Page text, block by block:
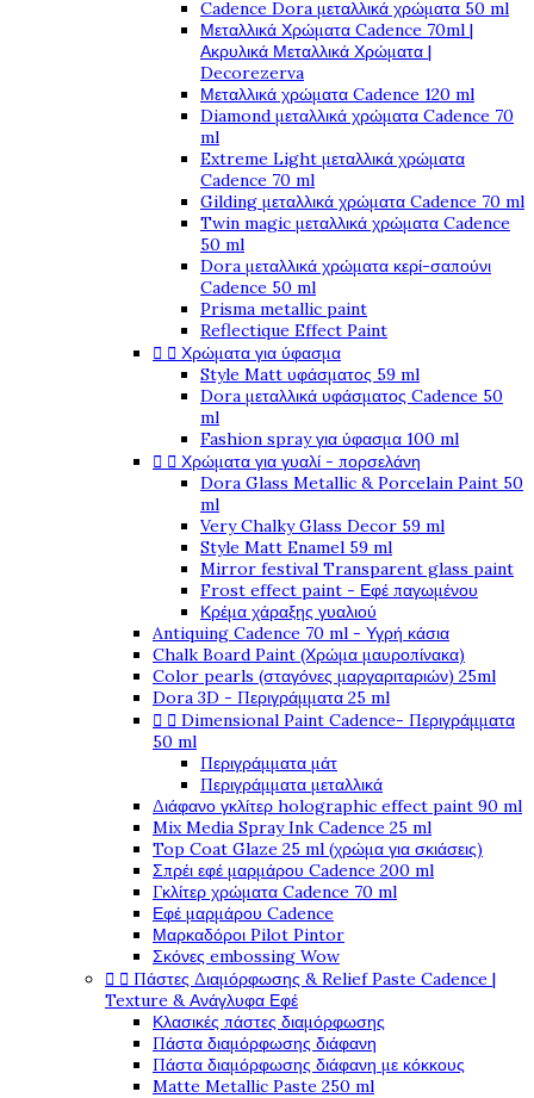
Cadence Dora μεταλλικά χρώματα 50 ml
Μεταλλικά Χρώματα Cadence 70ml |
Ακρυλικά Μεταλλικά Χρώματα |
Decorezerva
Μεταλλικά χρώματα Cadence 120 ml
Diamond μεταλλικά χρώματα Cadence 70
ml
Extreme Light μεταλλικά χρώματα
Cadence 70 ml
Gilding μεταλλικά χρώματα Cadence 70 ml
Twin magic μεταλλικά χρώματα Cadence
50 ml
Dora μεταλλικά χρώματα κερί-σαπούνι
Cadence 50 ml
Prisma metallic paint
Reflectique Effect Paint
  Χρώματα για ύφασμα
Style Matt υφάσματος 59 ml
Dora μεταλλικά υφάσματος Cadence 50
ml
Fashion spray για ύφασμα 100 ml
  Χρώματα για γυαλί - πορσελάνη
Dora Glass Metallic & Porcelain Paint 50
ml
Very Chalky Glass Decor 59 ml
Style Matt Enamel 59 ml
Mirror festival Transparent glass paint
Frost effect paint - Εφέ παγωμένου
Κρέμα χάραξης γυαλιού
Antiquing Cadence 70 ml - Υγρή κάσια
Chalk Board Paint (Χρώμα μαυροπίνακα)
Color pearls (σταγόνες μαργαριταριών) 25ml
Dora 3D - Περιγράμματα 25 ml
  Dimensional Paint Cadence- Περιγράμματα
50 ml
Περιγράμματα μάτ
Περιγράμματα μεταλλικά
Διάφανο γκλίτερ holographic effect paint 90 ml
Mix Media Spray Ink Cadence 25 ml
Top Coat Glaze 25 ml (χρώμα για σκιάσεις)
Σπρέι εφέ μαρμάρου Cadence 200 ml
Γκλίτερ χρώματα Cadence 70 ml
Εφέ μαρμάρου Cadence
Μαρκαδόροι Pilot Pintor
Σκόνες embossing Wow
  Πάστες Διαμόρφωσης & Relief Paste Cadence |
Texture & Ανάγλυφα Εφέ
Κλασικές πάστες διαμόρφωσης
Πάστα διαμόρφωσης διάφανη
Πάστα διαμόρφωσης διάφανη με κόκκους
Matte Metallic Paste 250 ml